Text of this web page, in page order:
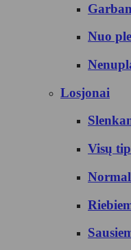
Nuo
Losjonai
Visų